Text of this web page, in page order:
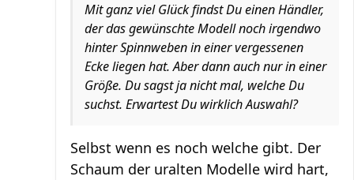
Mit ganz viel Glück findst Du einen Händler,
der das gewünschte Modell noch irgendwo
hinter Spinnweben in einer vergessenen
Ecke liegen hat. Aber dann auch nur in einer
Größe. Du sagst ja nicht mal, welche Du
suchst. Erwartest Du wirklich Auswahl?
Selbst wenn es noch welche gibt. Der
Schaum der uralten Modelle wird hart,